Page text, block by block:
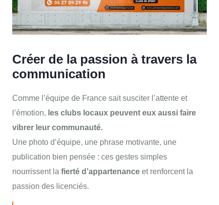
Créer de la passion à travers la
communication
Comme l’équipe de France sait susciter l’attente et
l’émotion, les clubs locaux peuvent eux aussi faire
vibrer leur communauté.
Une photo d’équipe, une phrase motivante, une
publication bien pensée : ces gestes simples
nourrissent la fierté d’appartenance et renforcent la
passion des licenciés.